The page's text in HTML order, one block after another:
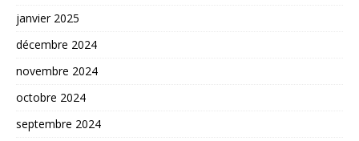
janvier 2025
décembre 2024
novembre 2024
octobre 2024
septembre 2024